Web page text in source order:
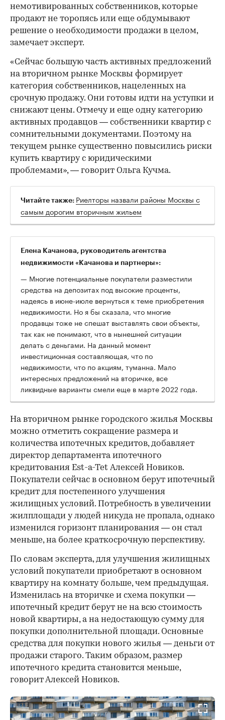
немотивированных собственников, которые
продают не торопясь или еще обдумывают
решение о необходимости продажи в целом,
замечает эксперт.
«Сейчас большую часть активных предложений
на вторичном рынке Москвы формирует
категория собственников, нацеленных на
срочную продажу. Они готовы идти на уступки и
снижают цены. Отмечу и еще одну категорию
активных продавцов — собственники квартир с
сомнительными документами. Поэтому на
текущем рынке существенно повысились риски
купить квартиру с юридическими
проблемами», — говорит Ольга Кучма.
Читайте также: Риелторы назвали районы Москвы с
самым дорогим вторичным жильем
Елена Качанова, руководитель агентства
недвижимости «Качанова и партнеры»:
— Многие потенциальные покупатели разместили
средства на депозитах под высокие проценты,
надеясь в июне-июле вернуться к теме приобретения
недвижимости. Но я бы сказала, что многие
продавцы тоже не спешат выставлять свои объекты,
так как не понимают, что в нынешней ситуации
делать с деньгами. На данный момент
инвестиционная составляющая, что по
недвижимости, что по акциям, туманна. Мало
интересных предложений на вторичке, все
ликвидные варианты смели еще в марте 2022 года.
На вторичном рынке городского жилья Москвы
можно отметить сокращение размера и
количества ипотечных кредитов, добавляет
директор департамента ипотечного
кредитования Est-a-Tet Алексей Новиков.
Покупатели сейчас в основном берут ипотечный
кредит для постепенного улучшения
жилищных условий. Потребность в увеличении
жилплощади у людей никуда не пропала, однако
изменился горизонт планирования — он стал
меньше, на более краткосрочную перспективу.
По словам эксперта, для улучшения жилищных
условий покупатели приобретают в основном
квартиру на комнату больше, чем предыдущая.
Изменилась на вторичке и схема покупки —
ипотечный кредит берут не на всю стоимость
новой квартиры, а на недостающую сумму для
покупки дополнительной площади. Основные
средства для покупки нового жилья — деньги от
продажи старого. Таким образом, размер
ипотечного кредита становится меньше,
говорит Алексей Новиков.